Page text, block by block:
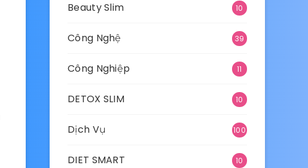
Beauty Slim 10
Công Nghệ 39
Công Nghiệp 11
DETOX SLIM 10
Dịch Vụ 100
DIET SMART 10